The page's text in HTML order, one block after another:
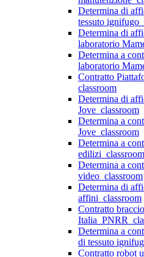
Determina di
tessuto
Determina di
laboratorio
Determina a
laboratorio
Contratto
classroom
Determina di
Jove_classroom
Determina a
Jove_classroom
Determina a
edilizi_classroom
Determina a
video_classroom
Determina di
affini_classroom
Contratto
Determina a
di tessuto
Contratto robot